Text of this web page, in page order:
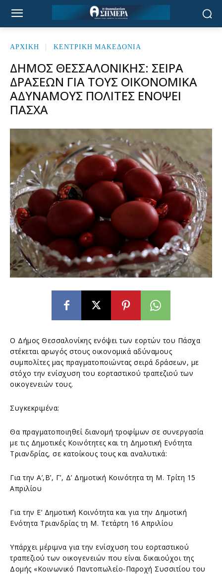
ΑΡΧΙΚΉ ΚΕΝΤΡΙΚΗ ΜΑΚΕΔΟΝΙΑ
ΔΉΜΟΣ ΘΕΣΣΑΛΟΝΊΚΗΣ: ΣΕΙΡΆ
ΔΡΆΣΕΩΝ ΓΙΑ ΤΟΥΣ ΟΙΚΟΝΟΜΙΚΆ
ΑΔΎΝΑΜΟΥΣ ΠΟΛΊΤΕΣ ΕΝΌΨΕΙ
ΠΆΣΧΑ
Ο Δήμος Θεσσαλονίκης ενόψει των εορτών του Πάσχα
στέκεται αρωγός στους οικονομικά αδύναμους
συμπολίτες μας πραγματοποιώντας σειρά δράσεων, με
στόχο την ενίσχυση του εορταστικού τραπεζιού των
οικογενειών τους.
Συγκεκριμένα:
Θα πραγματοποιηθεί διανομή τροφίμων σε συνεργασία
με τις Δημοτικές Κοινότητες και τη Δημοτική Ενότητα
Τριανδρίας, σε κατοίκους τους και αναλυτικά:
Για την Α’,Β’, Γ’, Δ’ Δημοτική Κοινότητα τη Μ. Τρίτη 15
Απριλίου
Για την Ε’ Δημοτική Κοινότητα και για την Δημοτική
Ενότητα Τριανδρίας τη Μ. Τετάρτη 16 Απριλίου
Υπάρχει μέριμνα για την ενίσχυση του εορταστικού
τραπεζιού των οικογενειών που είναι δικαιούχοι της
Δομής «Κοινωνικό Παντοπωλείο-Παροχή Συσσιτίου του